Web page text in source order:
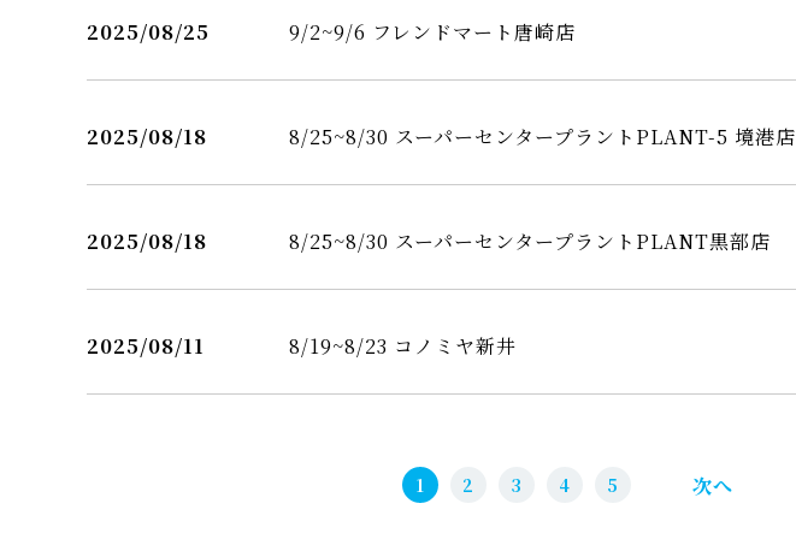
2025/08/25 9/2~9/6 フレンドマート唐崎店
2025/08/18 8/25~8/30 スーパーセンタープラントPLANT-5 境港店
2025/08/18 8/25~8/30 スーパーセンタープラントPLANT黒部店
2025/08/11 8/19~8/23 コノミヤ新井
1 2 3 4 5 次へ